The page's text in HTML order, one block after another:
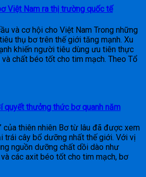
Việt Nam ra thị trường quốc tế
và cơ hội cho Việt Nam Trong những
thụ bơ trên thế giới tăng mạnh. Xu
khiến người tiêu dùng ưu tiên thực
chất béo tốt cho tim mạch. Theo Tổ
quyết thưởng thức bơ quanh năm
của thiên nhiên Bơ từ lâu đã được xem
trái cây bổ dưỡng nhất thế giới. Với vị
nguồn dưỡng chất dồi dào như
các axit béo tốt cho tim mạch, bơ